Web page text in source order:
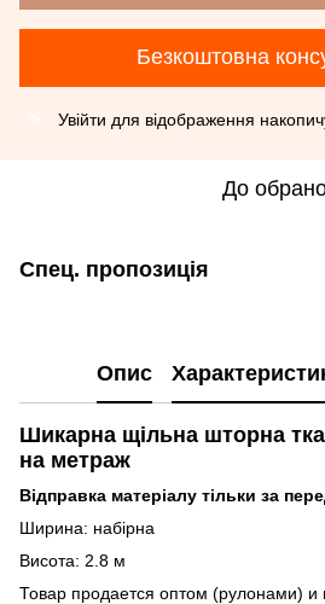
Безкоштовна
Увійти для відображення
До
Спец. пропозиція
Опис
Шикарна щільна шторна
на метраж
Відправка матеріалу тільки за
Ширина: набірна
Висота: 2.8 м
Товар продается оптом (рулонами) и